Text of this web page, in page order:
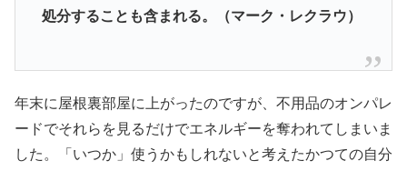
処分することも含まれる。（マーク・レクラウ）
年末に屋根裏部屋に上がったのですが、不用品のオンパレ
ードでそれらを見るだけでエネルギーを奪われてしまいま
した。「いつか」使うかもしれないと考えたかつての自分